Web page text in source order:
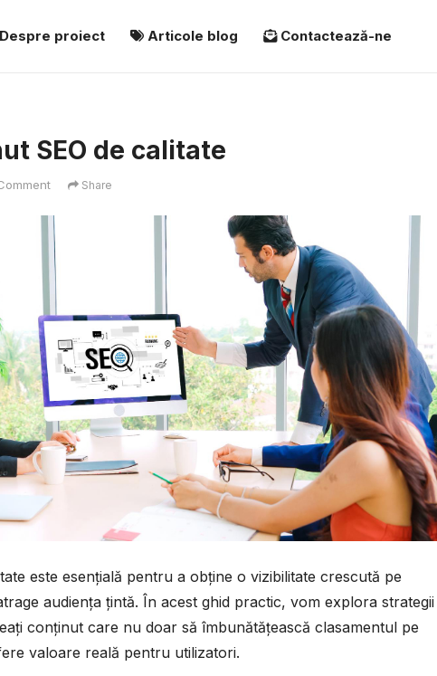
Despre proiect Articole blog Contactează-ne
SEO de calitate
Share
este esențială pentru a obține o vizibilitate crescută pe
audiența țintă. În acest ghid practic, vom explora strategii
conținut care nu doar să îmbunătățească clasamentul pe
valoare reală pentru utilizatori.